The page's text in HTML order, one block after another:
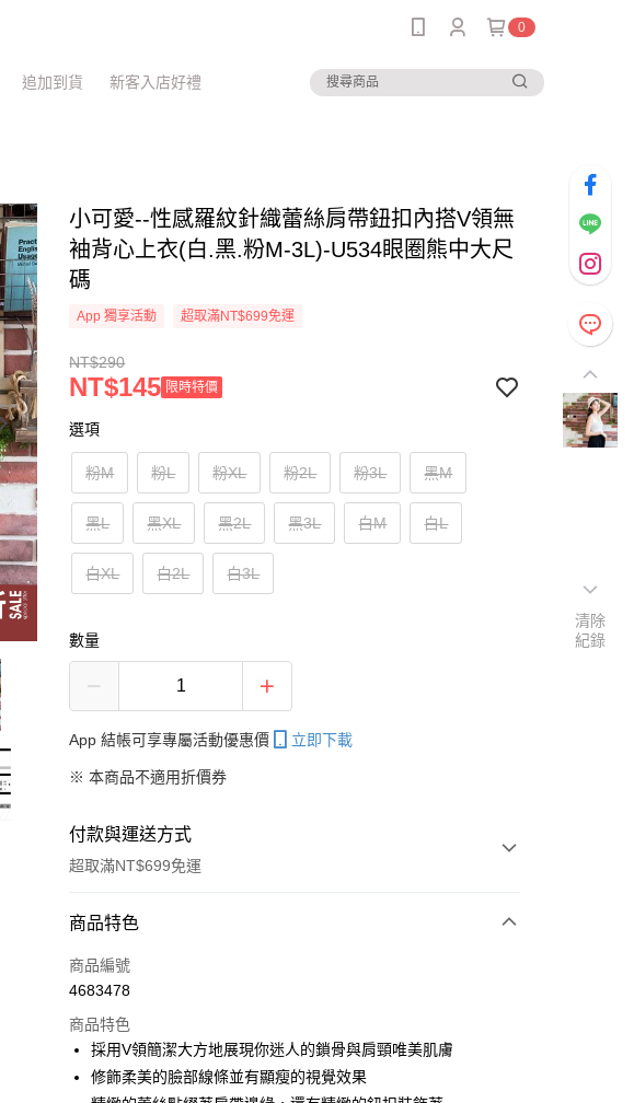
0
追加到貨 新客入店好禮
小可愛--性感羅紋針織蕾絲肩帶鈕扣內搭V領無
袖背心上衣(白.黑.粉M-3L)-U534眼圈熊中大尺
碼
App 獨享活動 超取滿NT$699免運
NT$290
NT$145 限時特價
選項
粉M 粉L 粉XL 粉2L 粉3L 黑M
黑L 黑XL 黑2L 黑3L 白M 白L
白XL 白2L 白3L
數量
App 結帳可享專屬活動優惠價 立即下載
※ 本商品不適用折價券
付款與運送方式
超取滿NT$699免運
付款方式
信用卡一次付款
LINE Pay
Apple Pay
商品特色
商品編號
4683478
商品特色
採用V領簡潔大方地展現你迷人的鎖骨與肩頸唯美肌膚
修飾柔美的臉部線條並有顯瘦的視覺效果
清除
紀錄